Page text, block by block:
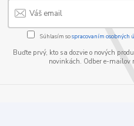
Súhlasím sospracovaním osobných
Buďte prvý, kto sa dozvie o nových
novinkách. Odber e-mailov